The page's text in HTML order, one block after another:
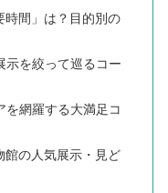
時間」は？目的別の
示を絞って巡るコー
を網羅する大満足コ
館の人気展示・見ど